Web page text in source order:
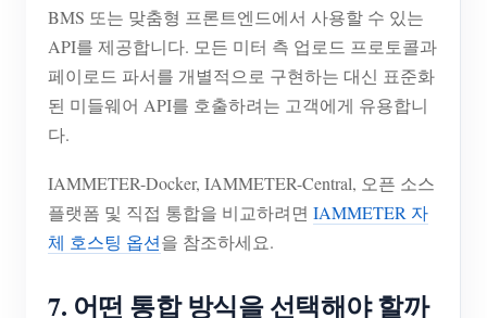
BMS 또는 맞춤형 프론트엔드에서 사용할 수 있는
API를 제공합니다. 모든 미터 측 업로드 프로토콜과
페이로드 파서를 개별적으로 구현하는 대신 표준화
된 미들웨어 API를 호출하려는 고객에게 유용합니
다.
IAMMETER-Docker, IAMMETER-Central, 오픈 소스
플랫폼 및 직접 통합을 비교하려면 IAMMETER 자
체 호스팅 옵션을 참조하세요.
7. 어떤 통합 방식을 선택해야 할까